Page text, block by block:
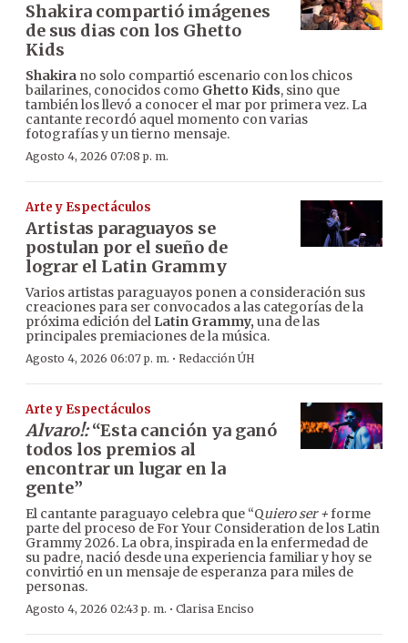
Shakira compartió imágenes
de sus dias con los Ghetto
Kids
Shakira no solo compartió escenario con los chicos
bailarines, conocidos como Ghetto Kids, sino que
también los llevó a conocer el mar por primera vez. La
cantante recordó aquel momento con varias
fotografías y un tierno mensaje.
Agosto 4, 2026 07:08 p. m.
Arte y Espectáculos
Artistas paraguayos se
postulan por el sueño de
lograr el Latin Grammy
Varios artistas paraguayos ponen a consideración sus
creaciones para ser convocados a las categorías de la
próxima edición del Latin Grammy, una de las
principales premiaciones de la música.
Agosto 4, 2026 06:07 p. m. · Redacción ÚH
Arte y Espectáculos
Alvaro!:“Esta canción ya ganó
todos los premios al
encontrar un lugar en la
gente”
El cantante paraguayo celebra que “Quiero ser +forme
parte del proceso de For Your Consideration de los Latin
Grammy 2026. La obra, inspirada en la enfermedad de
su padre, nació desde una experiencia familiar y hoy se
convirtió en un mensaje de esperanza para miles de
personas.
Agosto 4, 2026 02:43 p. m. · Clarisa Enciso